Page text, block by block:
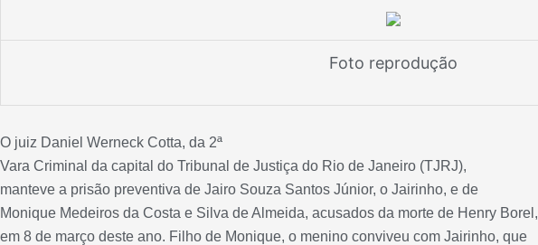
Foto reprodução
O juiz Daniel Werneck Cotta, da 2ª
Vara Criminal da capital do Tribunal de Justiça do Rio de Janeiro (TJRJ),
manteve a prisão preventiva de Jairo Souza Santos Júnior, o Jairinho, e de
Monique Medeiros da Costa e Silva de Almeida, acusados da morte de Henry Borel,
em 8 de março deste ano. Filho de Monique, o menino conviveu com Jairinho, que